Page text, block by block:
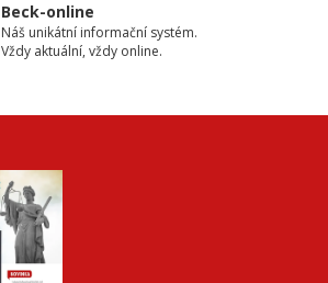
Beck-online
Náš unikátní informační systém.
Vždy aktuální, vždy online.